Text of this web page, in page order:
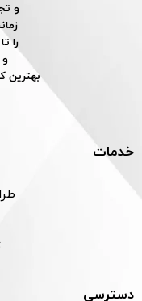
و
را
و
بهترین
خدمات
دسترسی